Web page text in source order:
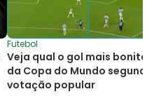
Futebol
Veja qual o gol mais bonito
da Copa do Mundo segundo
votação popular